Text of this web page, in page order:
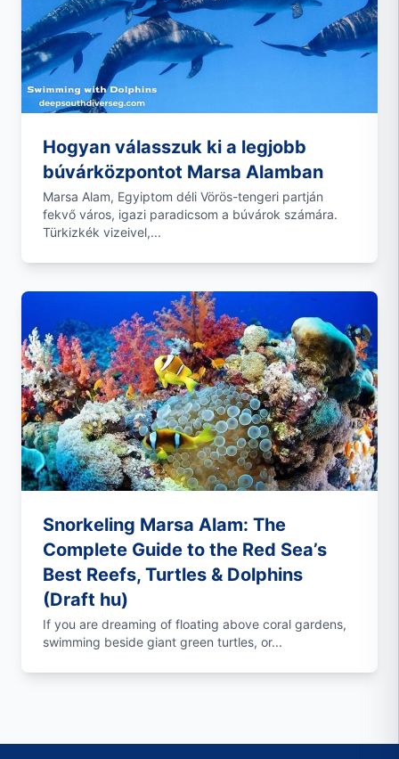
Hogyan válasszuk ki a legjobb
búvárközpontot Marsa Alamban
Marsa Alam, Egyiptom déli Vörös-tengeri partján
fekvő város, igazi paradicsom a búvárok számára.
Türkizkék vizeivel,...
Snorkeling Marsa Alam: The
Complete Guide to the Red Sea’s
Best Reefs, Turtles & Dolphins
(Draft hu)
If you are dreaming of floating above coral gardens,
swimming beside giant green turtles, or...